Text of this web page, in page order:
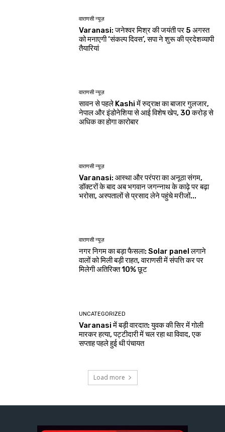
वाराणसी न्यूज़
Varanasi: जनेश्वर मिश्र की जयंती पर 5 अगस्त
को मनाएगी ‘संकल्प दिवस’, सपा ने शुरू की प्रदेशव्यापी
तैयारियां
वाराणसी न्यूज़
सावन से पहले Kashi में रुद्राक्ष का बाजार गुलजार,
नेपाल और इंडोनेशिया से आई विशेष खेप, 30 करोड़ से
अधिक का होगा कारोबार
वाराणसी न्यूज़
Varanasi: आस्था और परंपरा का अनूठा संगम,
डॉक्टरों के बाद अब भगवान जगन्नाथ के काढ़े पर बढ़ा
भरोसा, अस्पतालों से प्रसाद लेने पहुंचे मरीजों...
वाराणसी न्यूज़
नगर निगम का बड़ा फैसला: Solar panel लगाने
वालों को मिली बड़ी राहत, वाराणसी में संपत्ति कर पर
मिलेगी अतिरिक्त 10% छूट
UNCATEGORIZED
Varanasi में बड़ी वारदात: युवक की सिर में गोली
मारकर हत्या, पट्टीदारी में चल रहा था विवाद, एक
सप्ताह पहले हुई थी पंचायत
Load more